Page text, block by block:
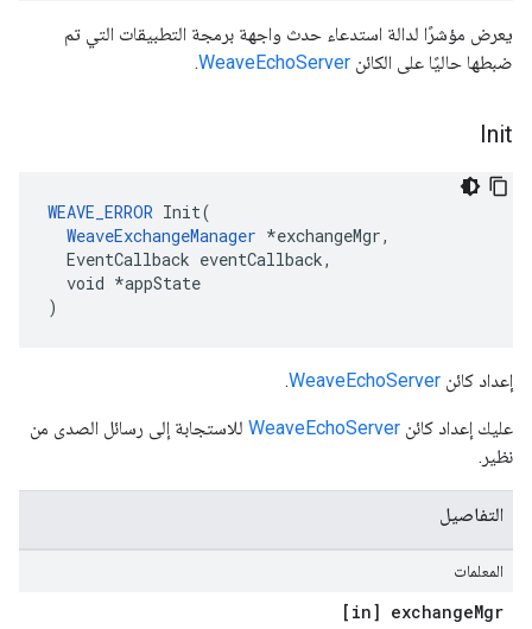
يعرض مؤشرًا لدالة استدعاء حدث واجهة برمجة التطبيقات التي تم
ضبطها حاليًا على الكائن WeaveEchoServer
.
Init
WEAVE_ERROR Init(
WeaveExchangeManager *exchangeMgr,
  EventCallback eventCallback,
  void *appState
)
إعداد كائن WeaveEchoServer
.
عليك إعداد كائن WeaveEchoServer للاستجابة إلى رسائل الصدى من
نظير.
التفاصيل
المعلمات
[in] exchangeMgr